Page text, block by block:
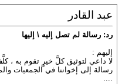
عبد القادر
رد: رسالة لم تصل إليه \ إليها
إليهم :
لا داعي لتوثيق كلَّ خيرٍ تقوم به ،
رسالة إلى إخواننا في الجمعيات
....